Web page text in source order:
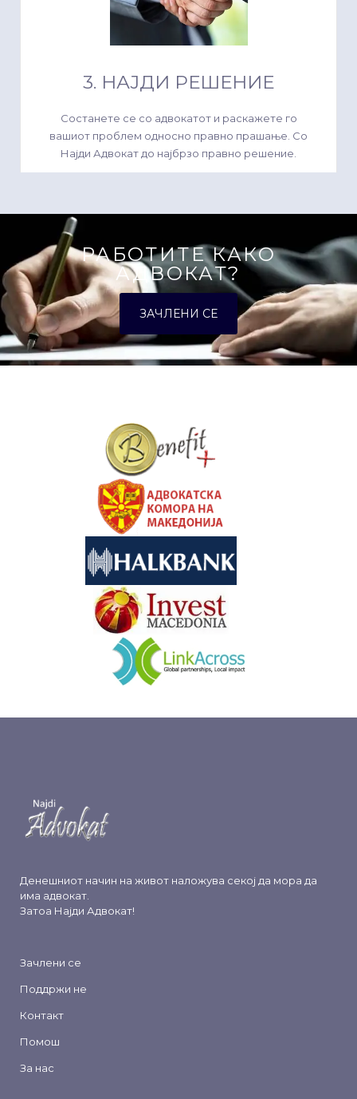
3. НАЈДИ РЕШЕНИЕ
Состанете се со адвокатот и раскажете го
вашиот проблем односно правно прашање. Со
Најди Адвокат до најбрзо правно решение.
РАБОТИТЕ КАКО
АДВОКАТ?
ЗАЧЛЕНИ СЕ
Денешниот начин на живот наложува секој да мора да
има адвокат.
Затоа Најди Адвокат!
Зачлени се
Поддржи не
Контакт
Помош
За нас